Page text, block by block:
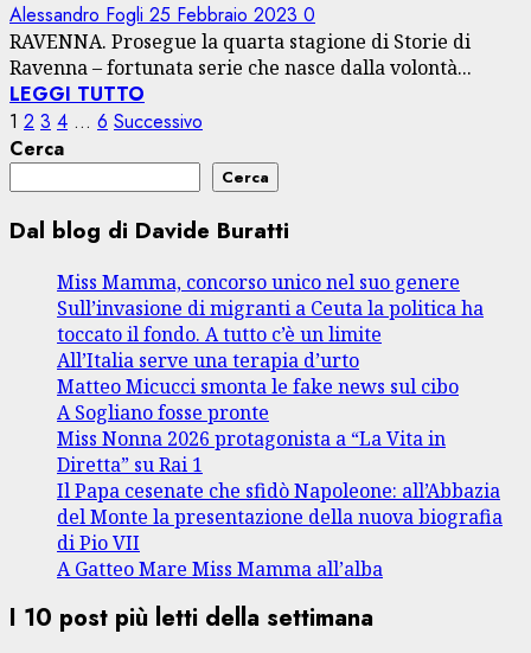
Alessandro Fogli 25 Febbraio 2023 0
RAVENNA. Prosegue la quarta stagione di Storie di
Ravenna – fortunata serie che nasce dalla volontà...
LEGGI TUTTO
Paginazione
degli
articoli
1 2 3 4 … 6 Successivo
Cerca
Cerca
Dal blog di Davide Buratti
Miss Mamma, concorso unico nel suo genere
Sull’invasione di migranti a Ceuta la politica ha
toccato il fondo. A tutto c’è un limite
All’Italia serve una terapia d’urto
Matteo Micucci smonta le fake news sul cibo
A Sogliano fosse pronte
Miss Nonna 2026 protagonista a “La Vita in
Diretta” su Rai 1
Il Papa cesenate che sfidò Napoleone: all’Abbazia
del Monte la presentazione della nuova biografia
di Pio VII
A Gatteo Mare Miss Mamma all’alba
I 10 post più letti della settimana